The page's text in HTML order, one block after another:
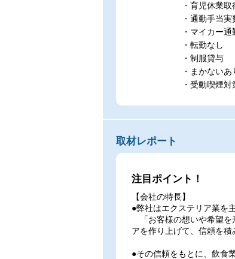
・育児休業取
・通勤手当
・マイカー
・転勤なし
・制服貸与
・まかない
・受動喫煙
取材レポート
注目ポイント！
【会社の特長】
●弊社はエクステリア業を
「お客様の想いや希望を
アを作り上げて、信頼を積
●その信頼をもとに、飲食